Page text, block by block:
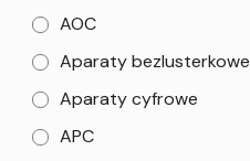
AOC
Aparaty bezlusterkowe
Aparaty cyfrowe
APC